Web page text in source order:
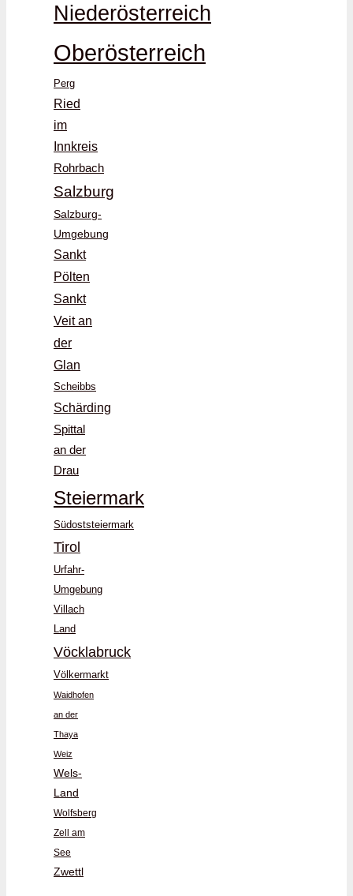
Niederösterreich
Oberösterreich
Perg
Ried
im
Innkreis
Rohrbach
Salzburg
Salzburg-
Umgebung
Sankt
Pölten
Sankt
Veit an
der
Glan
Scheibbs
Schärding
Spittal
an der
Drau
Steiermark
Südoststeiermark
Tirol
Urfahr-
Umgebung
Villach
Land
Vöcklabruck
Völkermarkt
Waidhofen
an der
Thaya
Weiz
Wels-
Land
Wolfsberg
Zell am
See
Zwettl